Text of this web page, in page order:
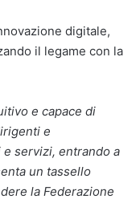
digitale,
il legame con la
e capace di
e
servizi, entrando a
un tassello
la Federazione